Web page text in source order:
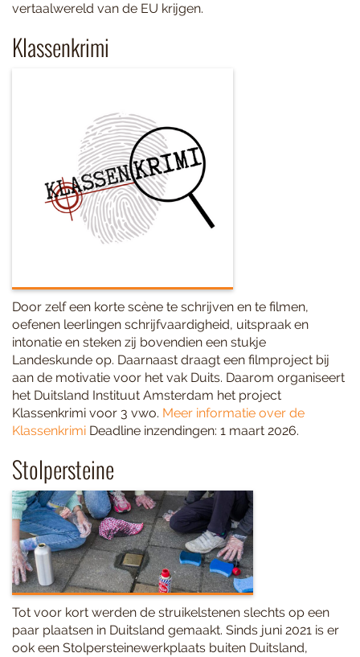
vertaalwereld van de EU krijgen.
Klassenkrimi
Door zelf een korte scène te schrijven en te filmen,
oefenen leerlingen schrijfvaardigheid, uitspraak en
intonatie en steken zij bovendien een stukje
Landeskunde op. Daarnaast draagt een filmproject bij
aan de motivatie voor het vak Duits. Daarom organiseert
het Duitsland Instituut Amsterdam het project
Klassenkrimi voor 3 vwo. Meer informatie over de
Klassenkrimi Deadline inzendingen: 1 maart 2026.
Stolpersteine
Tot voor kort werden de struikelstenen slechts op een
paar plaatsen in Duitsland gemaakt. Sinds juni 2021 is er
ook een Stolpersteinewerkplaats buiten Duitsland,